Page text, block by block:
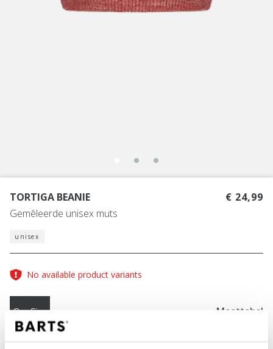
TORTIGA BEANIE
Gemêleerde unisex muts
€ 24,99
unisex
No available product variants
One Size Maattabel